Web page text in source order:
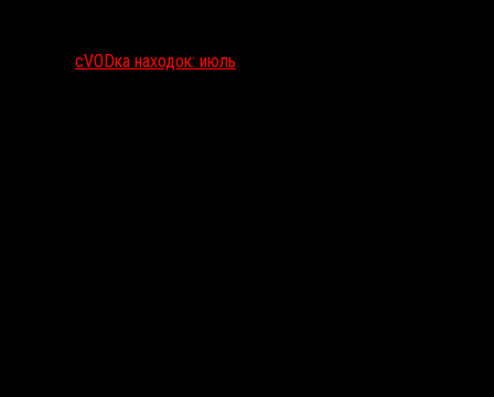
сVODка находок: июль